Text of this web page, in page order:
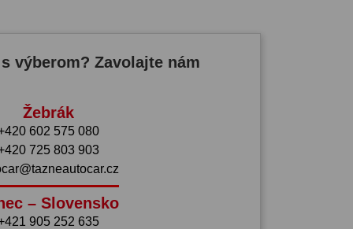
výberom? Zavolajte nám
Žebrák
602 575 080
725 803 903
– Slovensko
905 252 635